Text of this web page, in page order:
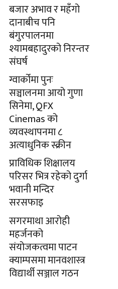
बजार अभाव र महँगो
दानाबीच पनि
बंगुरपालनमा
श्यामबहादुरको निरन्तर
संघर्ष
ग्वार्कोमा पुनः
सञ्चालनमा आयो गुणा
सिनेमा, QFX
Cinemas को
व्यवस्थापनमा ८
अत्याधुनिक स्क्रीन
प्राविधिक शिक्षालय
परिसर भित्र रहेको दुर्गा
भवानी मन्दिर
सरसफाइ
सगरमाथा आरोही
महर्जनको
संयोजकत्वमा पाटन
क्याम्पसमा मानवशास्त्र
विद्यार्थी सञ्जाल गठन